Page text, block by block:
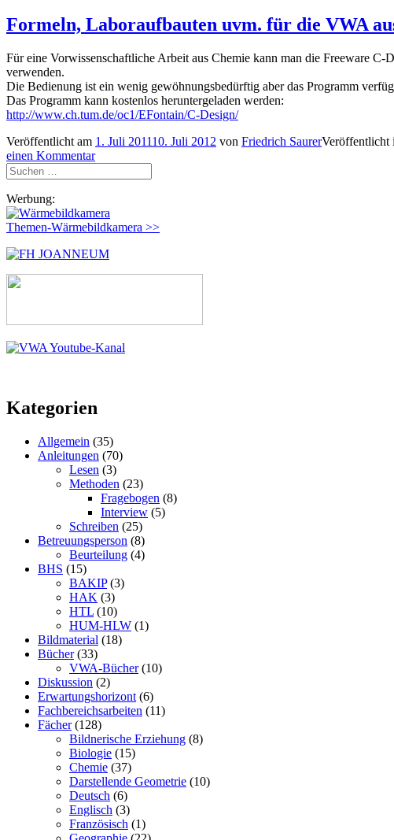
AcdLabs
ChemSketch“
Formeln, Laboraufbauten uvm. für die VWA
Für eine Vorwissenschaftliche Arbeit aus Chemie kann man die Freeware
verwenden.
Die Bedienung ist ein wenig gewöhnungsbedürftig aber das Programm
Das Programm kann kostenlos heruntergeladen werden:
http://www.ch.tum.de/oc1/EFontain/C-Design/
Veröffentlicht am 1. Juli 201110. Juli 2012 von Friedrich SaurerVeröffentlicht
einen Kommentar
Suchen
nach:
Werbung:
Themen-Wärmebildkamera >>
Kategorien
Allgemein (35)
Anleitungen (70)
Lesen (3)
Methoden (23)
Fragebogen (8)
Interview (5)
Schreiben (25)
Betreuungsperson (8)
Beurteilung (4)
BHS (15)
BAKIP(3)
HAK (3)
HTL (10)
HUM-HLW (1)
Bildmaterial (18)
Bücher(33)
VWA-Bücher(10)
Diskussion (2)
Erwartungshorizont (6)
Fachbereichsarbeiten (11)
Fächer(128)
Bildnerische Erziehung (8)
Biologie (15)
Chemie (37)
Darstellende Geometrie (10)
Deutsch (6)
Englisch (3)
Französisch (1)